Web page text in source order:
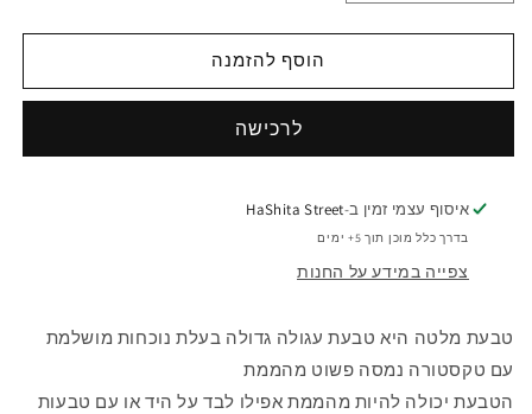
כמות
לMalta
כמות
לMalta
הוסף להזמנה
איסוף עצמי זמין ב-HaShita Street
בדרך כלל מוכן תוך 5+ ימים
צפייה במידע על החנות
טבעת מלטה היא טבעת עגולה גדולה בעלת נוכחות מושלמת
עם טקסטורה נמסה פשוט מהממת
הטבעת יכולה להיות מהממת אפילו לבד על היד או עם טבעות